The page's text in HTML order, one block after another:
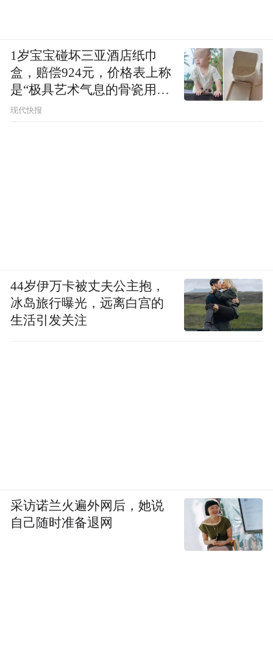
1岁宝宝碰坏三亚酒店纸巾
盒，赔偿924元，价格表上称
是“极具艺术气息的骨瓷用
品”
现代快报
44岁伊万卡被丈夫公主抱，
冰岛旅行曝光，远离白宫的
生活引发关注
采访诺兰火遍外网后，她说
自己随时准备退网